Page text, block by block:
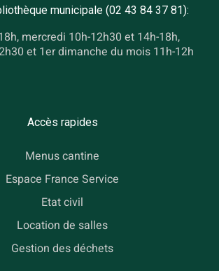
municipale (02 43 84 37 81):
mercredi 10h-12h30 et 14h-18h,
et 1er dimanche du mois 11h-12h
Accès rapides
Menus cantine
Espace France Service
Etat civil
Location de salles
Gestion des déchets